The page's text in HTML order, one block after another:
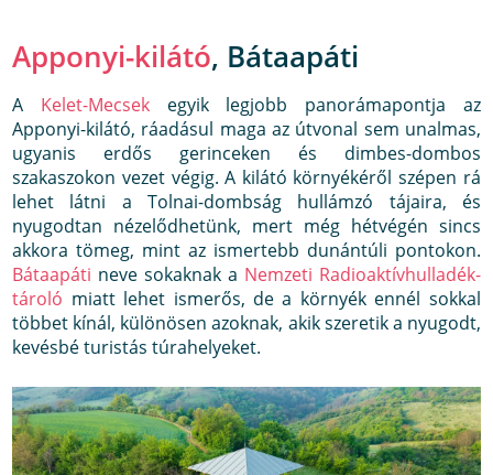
Apponyi-kilátó, Bátaapáti
A Kelet-Mecsekegyik legjobb panorámapontja az
Apponyi-kilátó, ráadásul maga az útvonal sem unalmas,
ugyanis erdős gerinceken és dimbes-dombos
szakaszokon vezet végig. A kilátó környékéről szépen rá
lehet látni a Tolnai-dombság hullámzó tájaira, és
nyugodtan nézelődhetünk, mert még hétvégén sincs
akkora tömeg, mint az ismertebb dunántúli pontokon.
Bátaapáti neve sokaknak a Nemzeti Radioaktívhulladék-
tároló miatt lehet ismerős, de a környék ennél sokkal
többet kínál, különösen azoknak, akik szeretik a nyugodt,
kevésbé turistás túrahelyeket.